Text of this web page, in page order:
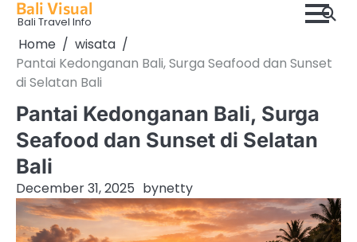
Skip
content
Bali Visual
Bali Travel Info
Home
wisata
Pantai Kedonganan Bali, Surga Seafood dan Sunset
di Selatan Bali
Pantai Kedonganan Bali, Surga
Seafood dan Sunset di Selatan
Bali
December 31, 2025 bynetty